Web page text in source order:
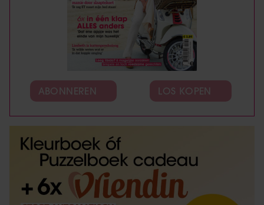
ABONNEREN LOS KOPEN